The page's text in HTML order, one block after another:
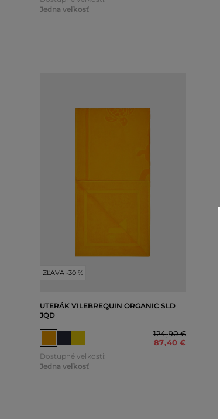
Jedna veľkosť
ZĽAVA -30 %
UTERÁK VILEBREQUIN ORGANIC SLD
JQD
124,90 €
87,40 €
Dostupné veľkosti:
Jedna veľkosť